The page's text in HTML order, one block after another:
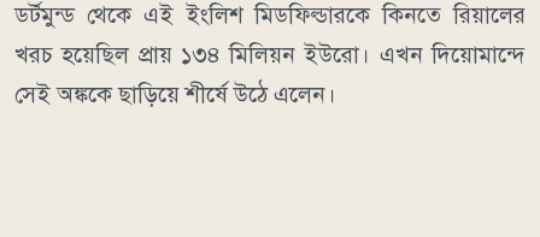
ডর্টমুন্ড থেকে এই ইংলিশ মিডফিল্ডারকে কিনতে রিয়ালের
খরচ হয়েছিল প্রায় ১৩৪ মিলিয়ন ইউরো। এখন দিয়োমান্দে
সেই অঙ্ককে ছাড়িয়ে শীর্ষে উঠে এলেন।